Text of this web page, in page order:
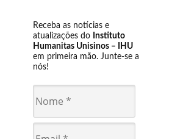
Receba as notícias e
atualizações do Instituto
Humanitas Unisinos – IHU
em primeira mão. Junte-se a
nós!